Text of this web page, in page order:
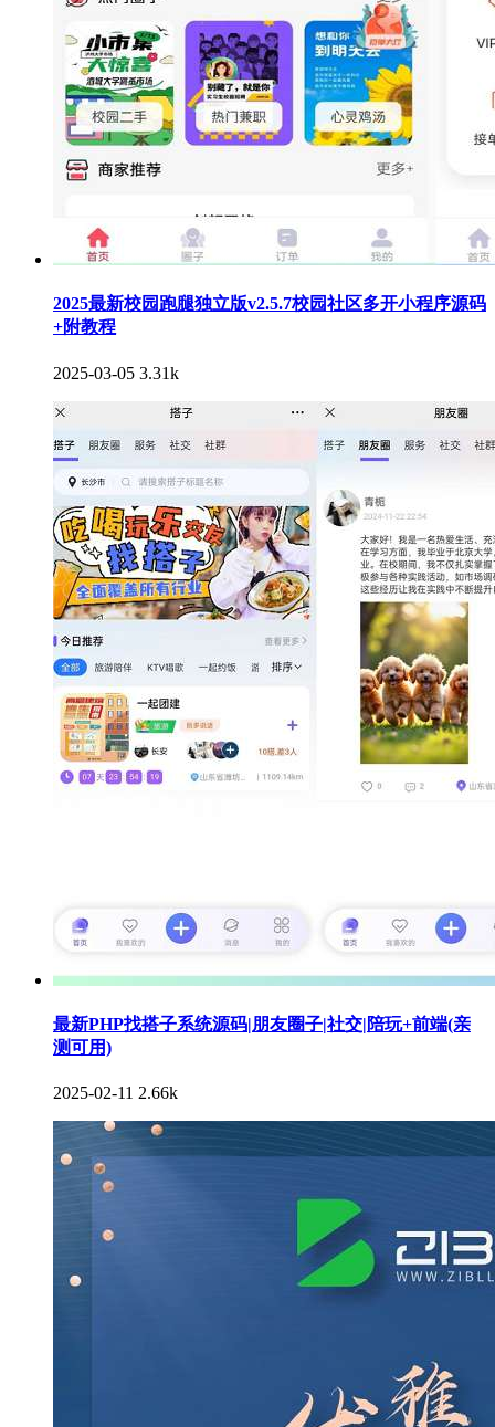
2025最新校园跑腿独立版v2.5.7校园社区多开小程序源码
+附教程
2025-03-05 3.31k
最新PHP找搭子系统源码|朋友圈子|社交|陪玩+前端(亲
测可用)
2025-02-11 2.66k